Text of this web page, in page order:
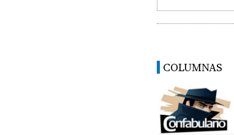
COLUMNAS